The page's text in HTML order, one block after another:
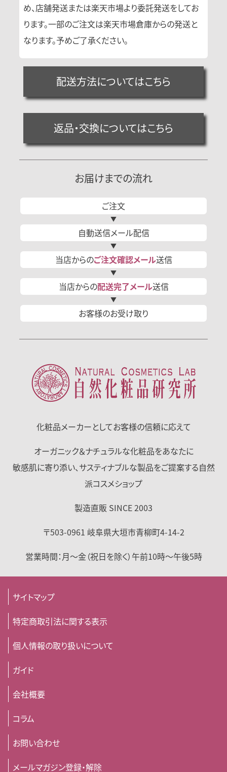
め、店舗発送または楽天市場より委託発送をしてお
ります。一部のご注文は楽天市場倉庫からの発送と
なります。予めご了承ください。
配送方法についてはこちら
返品・交換についてはこちら
お届けまでの流れ
ご注文
自動送信メール配信
当店からのご注文確認メール送信
当店からの配送完了メール送信
お客様のお受け取り
化粧品メーカーとしてお客様の信頼に応えて
オーガニック＆ナチュラルな化粧品をあなたに
敏感肌に寄り添い、サスティナブルな製品をご提案する自然
派コスメショップ
製造直販 SINCE 2003
〒503-0961 岐阜県大垣市青柳町4-14-2
営業時間：月～金（祝日を除く）午前10時～午後5時
サイトマップ
特定商取引法に関する表示
個人情報の取り扱いについて
ガイド
会社概要
コラム
お問い合わせ
メールマガジン登録・解除